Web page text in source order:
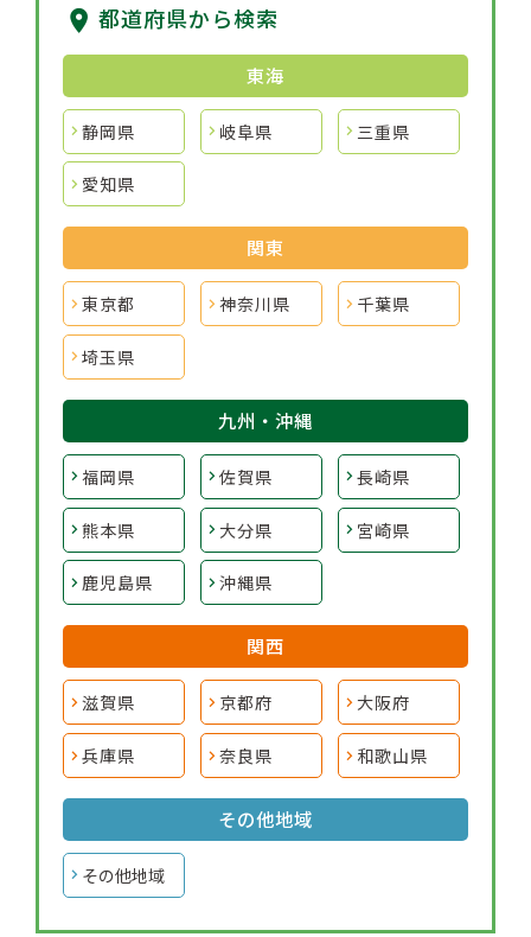
都道府県から検索
東海
静岡県 岐阜県 三重県
愛知県
関東
東京都 神奈川県 千葉県
埼玉県
九州・沖縄
福岡県 佐賀県 長崎県
熊本県 大分県 宮崎県
鹿児島県 沖縄県
関西
滋賀県 京都府 大阪府
兵庫県 奈良県 和歌山県
その他地域
その他地域